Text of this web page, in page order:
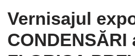
Vernisajul